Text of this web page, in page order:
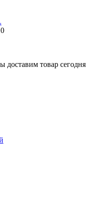
доставим товар сегодня